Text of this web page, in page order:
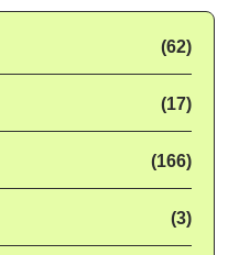
(62)
(17)
(166)
(3)